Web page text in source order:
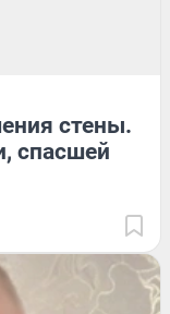
стены.
спасшей